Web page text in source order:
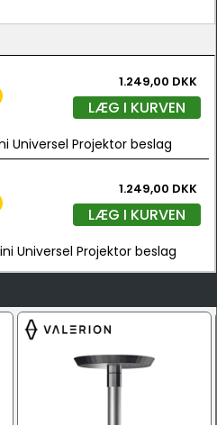
1.249,00 DKK
LÆG I KURVEN
Universel Projektor beslag
1.249,00 DKK
LÆG I KURVEN
Universel Projektor beslag